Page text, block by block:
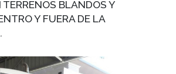
BLANDOS Y
Y FUERA DE LA